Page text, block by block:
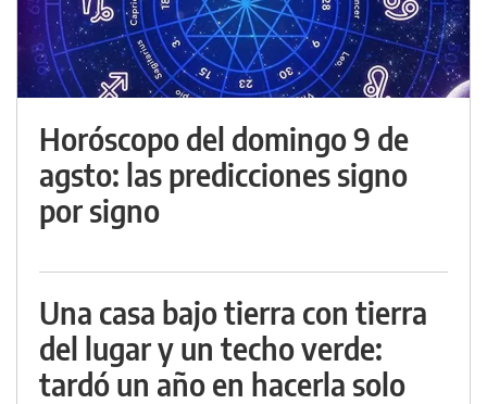
Horóscopo del domingo 9 de
agsto: las predicciones signo
por signo
Una casa bajo tierra con tierra
del lugar y un techo verde:
tardó un año en hacerla solo